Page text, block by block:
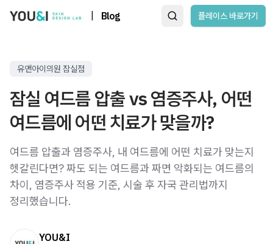
Blog 플레이스 바로가기
유앤아이의원 잠실점
잠실 여드름 압출 vs 염증주사, 어떤
여드름에 어떤 치료가 맞을까?
여드름 압출과 염증주사, 내 여드름에 어떤 치료가 맞는지
헷갈린다면? 짜도 되는 여드름과 짜면 악화되는 여드름의
차이, 염증주사 적용 기준, 시술 후 자국 관리법까지
정리했습니다.
YOU&I